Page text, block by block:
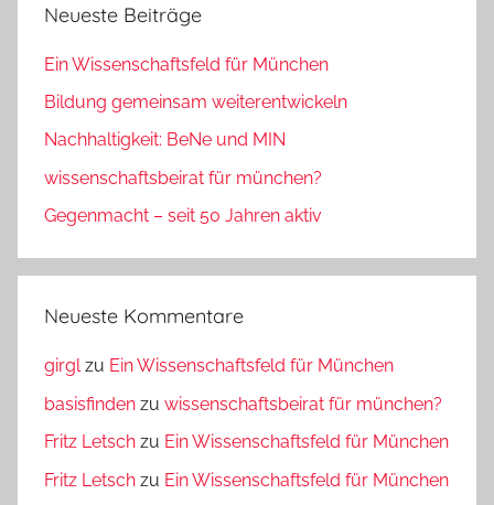
Neueste Beiträge
Ein Wissenschaftsfeld für München
Bildung gemeinsam weiterentwickeln
Nachhaltigkeit: BeNe und MIN
wissenschaftsbeirat für münchen?
Gegenmacht – seit 50 Jahren aktiv
Neueste Kommentare
girglzu Ein Wissenschaftsfeld für München
basisfinden zu wissenschaftsbeirat für münchen?
Fritz Letsch zu Ein Wissenschaftsfeld für München
Fritz Letsch zu Ein Wissenschaftsfeld für München